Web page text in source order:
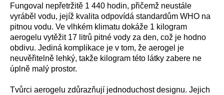
Fungoval nepřetržitě 1 440 hodin, přičemž neustále
vyráběl vodu, jejíž kvalita odpovídá standardům WHO na
pitnou vodu. Ve vlhkém klimatu dokáže 1 kilogram
aerogelu vytěžit 17 litrů pitné vody za den, což je hodno
obdivu. Jediná komplikace je v tom, že aerogel je
neuvěřitelně lehký, takže kilogram této látky zabere ne
úplně malý prostor.
Tvůrci aerogelu zdůrazňují jednoduchost designu. Jejich